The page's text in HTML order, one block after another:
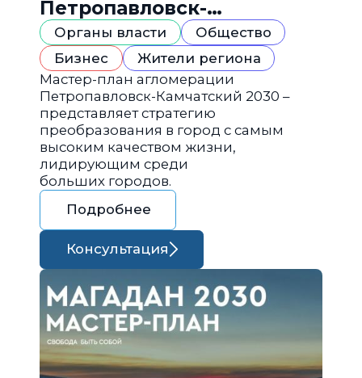
Петропавловск-
Камчатский 2030
Органы власти
Общество
Бизнес
Жители региона
Мастер-план агломерации
Петропавловск-Камчатский 2030 –
представляет стратегию
преобразования в город с самым
высоким качеством жизни,
лидирующим среди
больших городов.
Подробнее
Консультация